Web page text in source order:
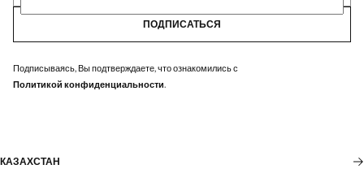
ПОДПИСАТЬСЯ
Подписываясь, Вы подтверждаете, что ознакомились с
Политикой конфиденциальности.
КАЗАХСТАН